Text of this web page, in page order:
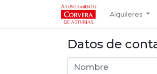
Alquileres
Datos de